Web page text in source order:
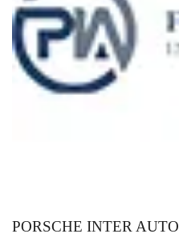
PORSCHE INTER AUTO